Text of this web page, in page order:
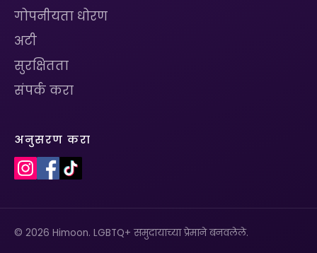
गोपनीयता धोरण
अटी
सुरक्षितता
संपर्क करा
अनुसरण करा
© 2026 Himoon. LGBTQ+ समुदायाच्या प्रेमाने बनवलेले.